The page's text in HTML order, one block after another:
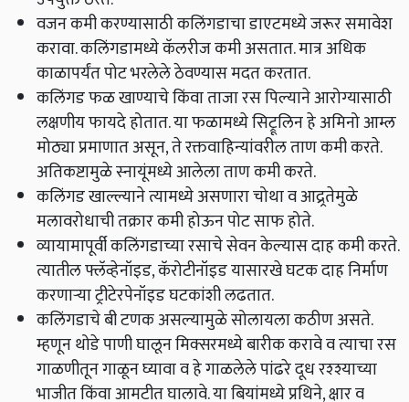
वजन कमी करण्यासाठी कलिंगडाचा डाएटमध्ये जरूर समावेश
करावा. कलिंगडामध्ये कॅलरीज कमी असतात. मात्र अधिक
काळापर्यंत पोट भरलेले ठेवण्यास मदत करतात.
कलिंगड फळ खाण्याचे किंवा ताजा रस पिल्याने आरोग्यासाठी
लक्षणीय फायदे होतात. या फळामध्ये सिट्रूलिन हे अमिनो आम्ल
मोठ्या प्रमाणात असून, ते रक्तवाहिन्यांवरील ताण कमी करते.
अतिकष्टामुळे स्नायूंमध्ये आलेला ताण कमी करते.
कलिंगड खाल्ल्याने त्यामध्ये असणारा चोथा व आद्र्रतेमुळे
मलावरोधाची तक्रार कमी होऊन पोट साफ होते.
व्यायामापूर्वी कलिंगडाच्या रसाचे सेवन केल्यास दाह कमी करते.
त्यातील फ्लॅव्हेनॉइड, कॅरोटीनॉइड यासारखे घटक दाह निर्माण
करणाऱ्या ट्रीटेरपेनॉइड घटकांशी लढतात.
कलिंगडाचे बी टणक असल्यामुळे सोलायला कठीण असते.
म्हणून थोडे पाणी घालून मिक्सरमध्ये बारीक करावे व त्याचा रस
गाळणीतून गाळून घ्यावा व हे गाळलेले पांढरे दूध रश्श्याच्या
भाजीत किंवा आमटीत घालावे. या बियांमध्ये प्रथिने, क्षार व